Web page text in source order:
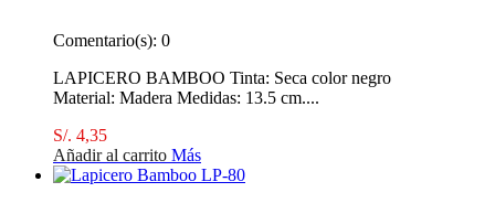
Comentario(s): 0
LAPICERO BAMBOO Tinta: Seca color negro
Material: Madera Medidas: 13.5 cm....
S/. 4,35
Añadir al carrito Más